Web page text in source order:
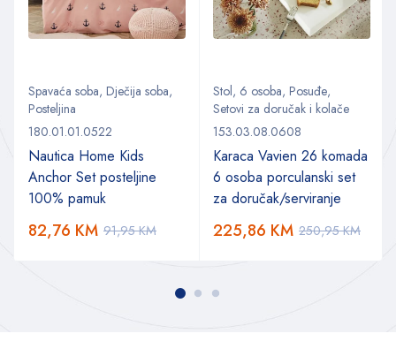
Spavaća soba, Dječija soba,
Posteljina
180.01.01.0522
Nautica Home Kids
Anchor Set posteljine
100% pamuk
91,95KM
82,76 KM
Stol, 6 osoba, Posuđe,
Setovi za doručak i kolače
153.03.08.0608
Karaca Vavien 26 komada
6 osoba porculanski set
za doručak/serviranje
250,95KM
225,86 KM